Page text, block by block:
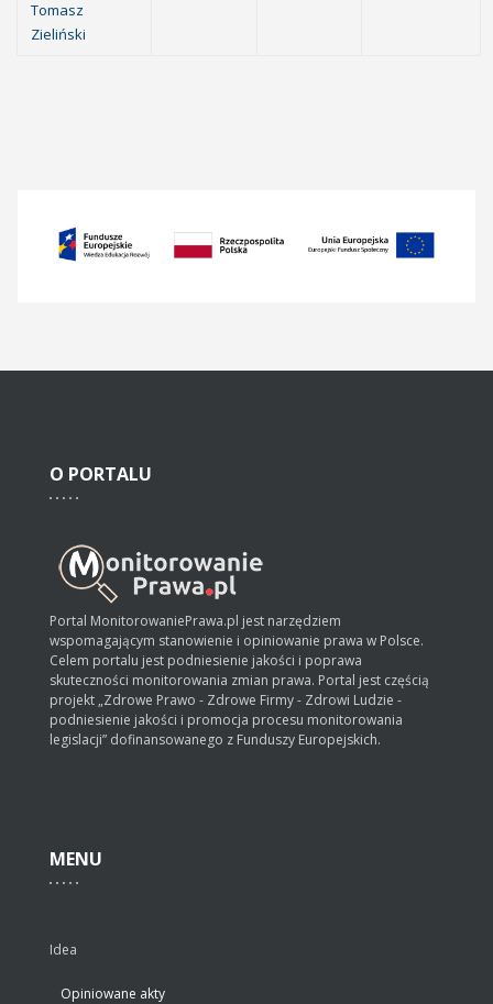
Tomasz
Zieliński
O PORTALU
Portal MonitorowaniePrawa.pl jest narzędziem
wspomagającym stanowienie i opiniowanie prawa w Polsce.
Celem portalu jest podniesienie jakości i poprawa
skuteczności monitorowania zmian prawa. Portal jest częścią
projekt „Zdrowe Prawo - Zdrowe Firmy - Zdrowi Ludzie -
podniesienie jakości i promocja procesu monitorowania
legislacji” dofinansowanego z Funduszy Europejskich.
MENU
Idea
Opiniowane akty